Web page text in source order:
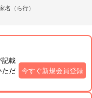
名（ら行）
記載
ただ
今すぐ新規会員登録